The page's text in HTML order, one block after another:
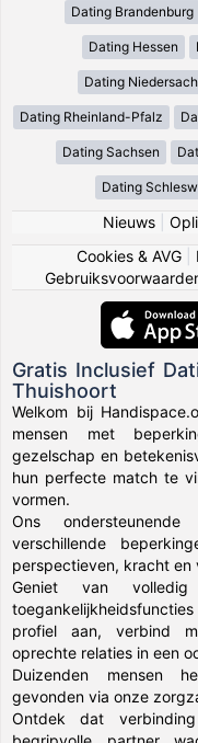
Dating Brandenburg
Dating Hessen
Dating
Dating Rheinland-Pfalz
Dating Sachsen
Dating
Nieuws|
Cookies & AVG
Gratis Inclusief
Thuishoort
Welkom bij
mensen met
gezelschap en
hun perfecte match te
vormen.
Ons
verschillende
perspectieven, kracht en
Geniet van
profiel aan, verbind
oprechte relaties in een
Duizenden mensen
gevonden via onze
Ontdek dat